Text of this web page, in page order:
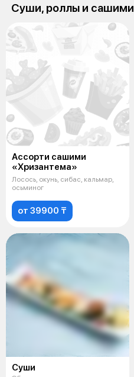
Суши, роллы и сашими
Ассорти сашими
«Хризантема»
Лосось, окунь, сибас, кальмар,
осьминог
от 39900 ₸
Суши